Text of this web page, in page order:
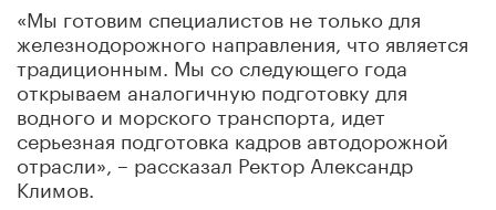
«Мы готовим специалистов не только для
железнодорожного направления, что является
традиционным. Мы со следующего года
открываем аналогичную подготовку для
водного и морского транспорта, идет
серьезная подготовка кадров автодорожной
отрасли», – рассказал Ректор Александр
Климов.